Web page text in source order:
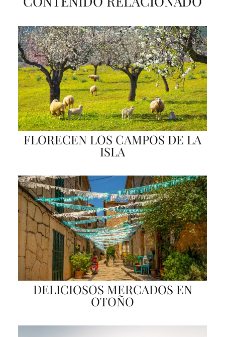
FLORECEN LOS CAMPOS DE LA
ISLA
DELICIOSOS MERCADOS EN
OTOÑO